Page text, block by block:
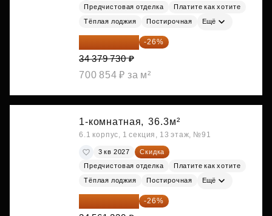
Предчистовая отделка
Платите как хотите
Тёплая лоджия Постирочная Ещё
25 441 000 ₽ -26%
34 379 730 ₽
700 854 ₽ за м²
1-комнатная, 36.3м²
6.1 корпус, 1 секция, 13 этаж, №91
3 кв 2027
Скидка
Предчистовая отделка
Платите как хотите
Тёплая лоджия Постирочная Ещё
25 575 310 ₽ -26%